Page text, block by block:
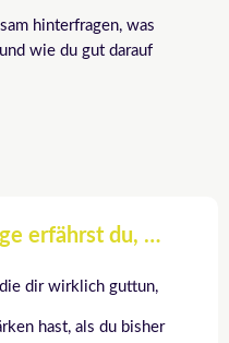
hinterfragen, was
wie du gut darauf
erfährst du, …
dir wirklich guttun,
hast, als du bisher